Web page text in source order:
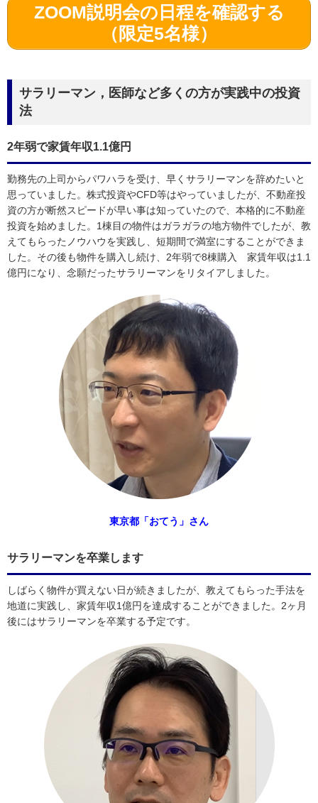
ZOOM説明会の日程を確認する
（限定5名様）
サラリーマン，医師など多くの方が実践中の投資
法
2年弱で家賃年収1.1億円
勤務先の上司からパワハラを受け、早くサラリーマンを辞めたいと
思っていました。株式投資やCFD等はやっていましたが、不動産投
資の方が断然スピードが早い事は知っていたので、本格的に不動産
投資を始めました。1棟目の物件はガラガラの地方物件でしたが、教
えてもらったノウハウを実践し、短期間で満室にすることができま
した。その後も物件を購入し続け、2年弱で8棟購入 家賃年収は1.1
億円になり、念願だったサラリーマンをリタイアしました。
東京都「おてう」さん
サラリーマンを卒業します
しばらく物件が買えない日が続きましたが、教えてもらった手法を
地道に実践し、家賃年収1億円を達成することができました。2ヶ月
後にはサラリーマンを卒業する予定です。